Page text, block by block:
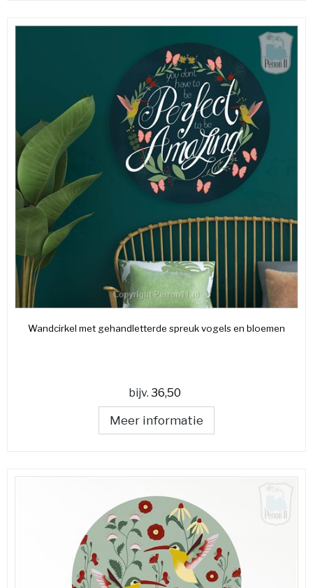
Wandcirkel met gehandletterde spreuk vogels en bloemen
bijv. 36,50
Meer informatie